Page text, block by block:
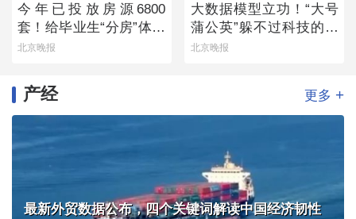
今年已投放房源6800
套！给毕业生“分房”体现
留人诚意
北京晚报
大数据模型立功！“大号
蒲公英”躲不过科技的火
眼金睛
北京晚报
产经 更多 +
最新外贸数据公布，四个关键词解读中国经济韧性